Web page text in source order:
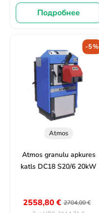
Подробнее
-5%
Atmos
Atmos granulu apkures
katls DC18 S20/6 20kW
2704,00€
2558,80 €